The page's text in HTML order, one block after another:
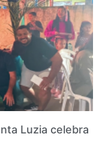
Luzia celebra